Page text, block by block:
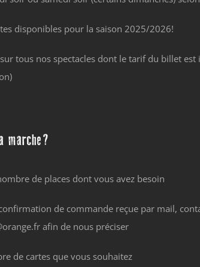
disponibles pour la saison 2025/2026!
tous nos spectacles dont le tarif du billet
marche?
de places dont vous avez besoin
de commande reçue par mail,
afin de nous préciser
de cartes que vous souhaitez